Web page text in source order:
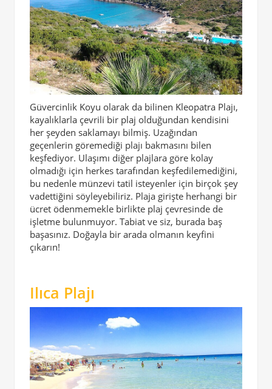
Güvercinlik Koyu olarak da bilinen Kleopatra Plajı,
kayalıklarla çevrili bir plaj olduğundan kendisini
her şeyden saklamayı bilmiş. Uzağından
geçenlerin göremediği plajı bakmasını bilen
keşfediyor. Ulaşımı diğer plajlara göre kolay
olmadığı için herkes tarafından keşfedilemediğini,
bu nedenle münzevi tatil isteyenler için birçok şey
vadettiğini söyleyebiliriz. Plaja girişte herhangi bir
ücret ödenmemekle birlikte plaj çevresinde de
işletme bulunmuyor. Tabiat ve siz, burada baş
başasınız. Doğayla bir arada olmanın keyfini
çıkarın!
Ilıca Plajı